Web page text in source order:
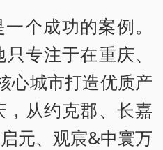
个成功的案例。
专注于在重庆、
心城市打造优质产
从约克郡、长嘉
元、观宸&中寰万